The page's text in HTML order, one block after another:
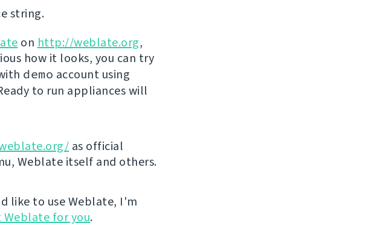
string.
on http://weblate.org,
how it looks, you can try
demo account using
to run appliances will
as official
Weblate itself and others.
like to use Weblate, I'm
Weblate for you.